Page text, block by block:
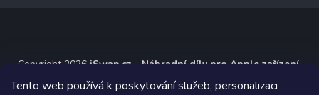
Tento web používá k poskytování služeb, personalizaci
Copyright 2026 iSwap.cz - Náhradní díly pro Apple zařízení
Všechna práva vyhrazena.